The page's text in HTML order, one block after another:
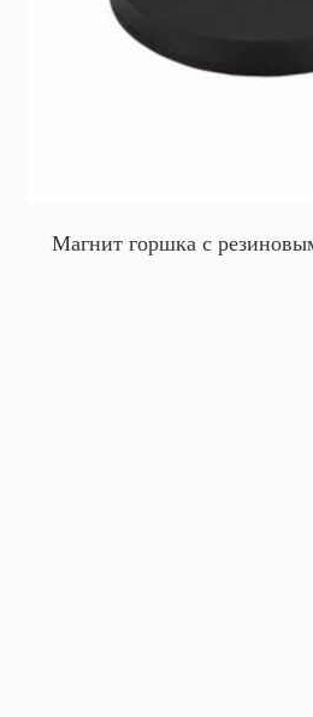
Магнит горшка с